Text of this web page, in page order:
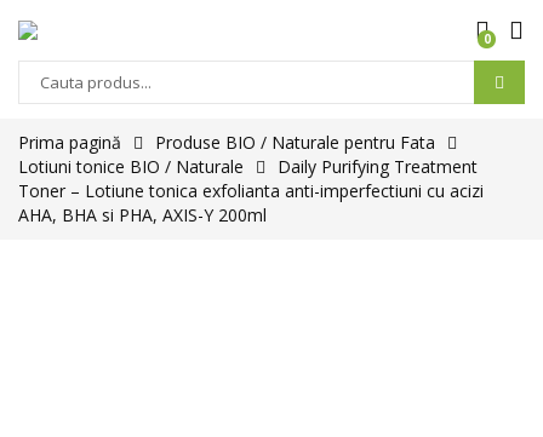
0
Prima pagină
Produse BIO / Naturale pentru Fata
Lotiuni tonice BIO / Naturale
Daily Purifying Treatment
Toner – Lotiune tonica exfolianta anti-imperfectiuni cu acizi
AHA, BHA si PHA, AXIS-Y 200ml